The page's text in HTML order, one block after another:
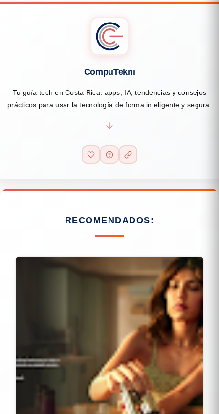
CompuTekni
Tu guía tech en Costa Rica: apps, IA, tendencias y consejos
prácticos para usar la tecnología de forma inteligente y segura.
RECOMENDADOS: